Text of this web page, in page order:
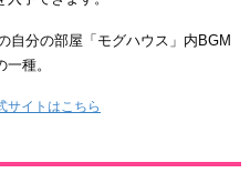
分の部屋「モグハウス」内BGM
種。
サイトはこちら